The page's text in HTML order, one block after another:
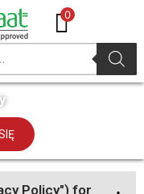
0
Policy") for